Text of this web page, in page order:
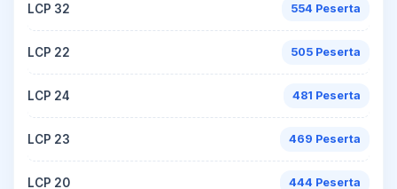
LCP 32 554 Peserta
LCP 22 505 Peserta
LCP 24 481 Peserta
LCP 23 469 Peserta
LCP 20 444 Peserta